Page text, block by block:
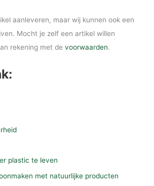
aanleveren, maar wij kunnen ook een
Mocht je zelf een artikel willen
rekening met de voorwaarden.
plastic te leven
met natuurlijke producten